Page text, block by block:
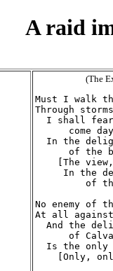
A raid
(The
Must I walk
Through
I shall
come
In the
of the
[The
In the
of
No enemy of
At all against
And the
of
Is the only
[Only,